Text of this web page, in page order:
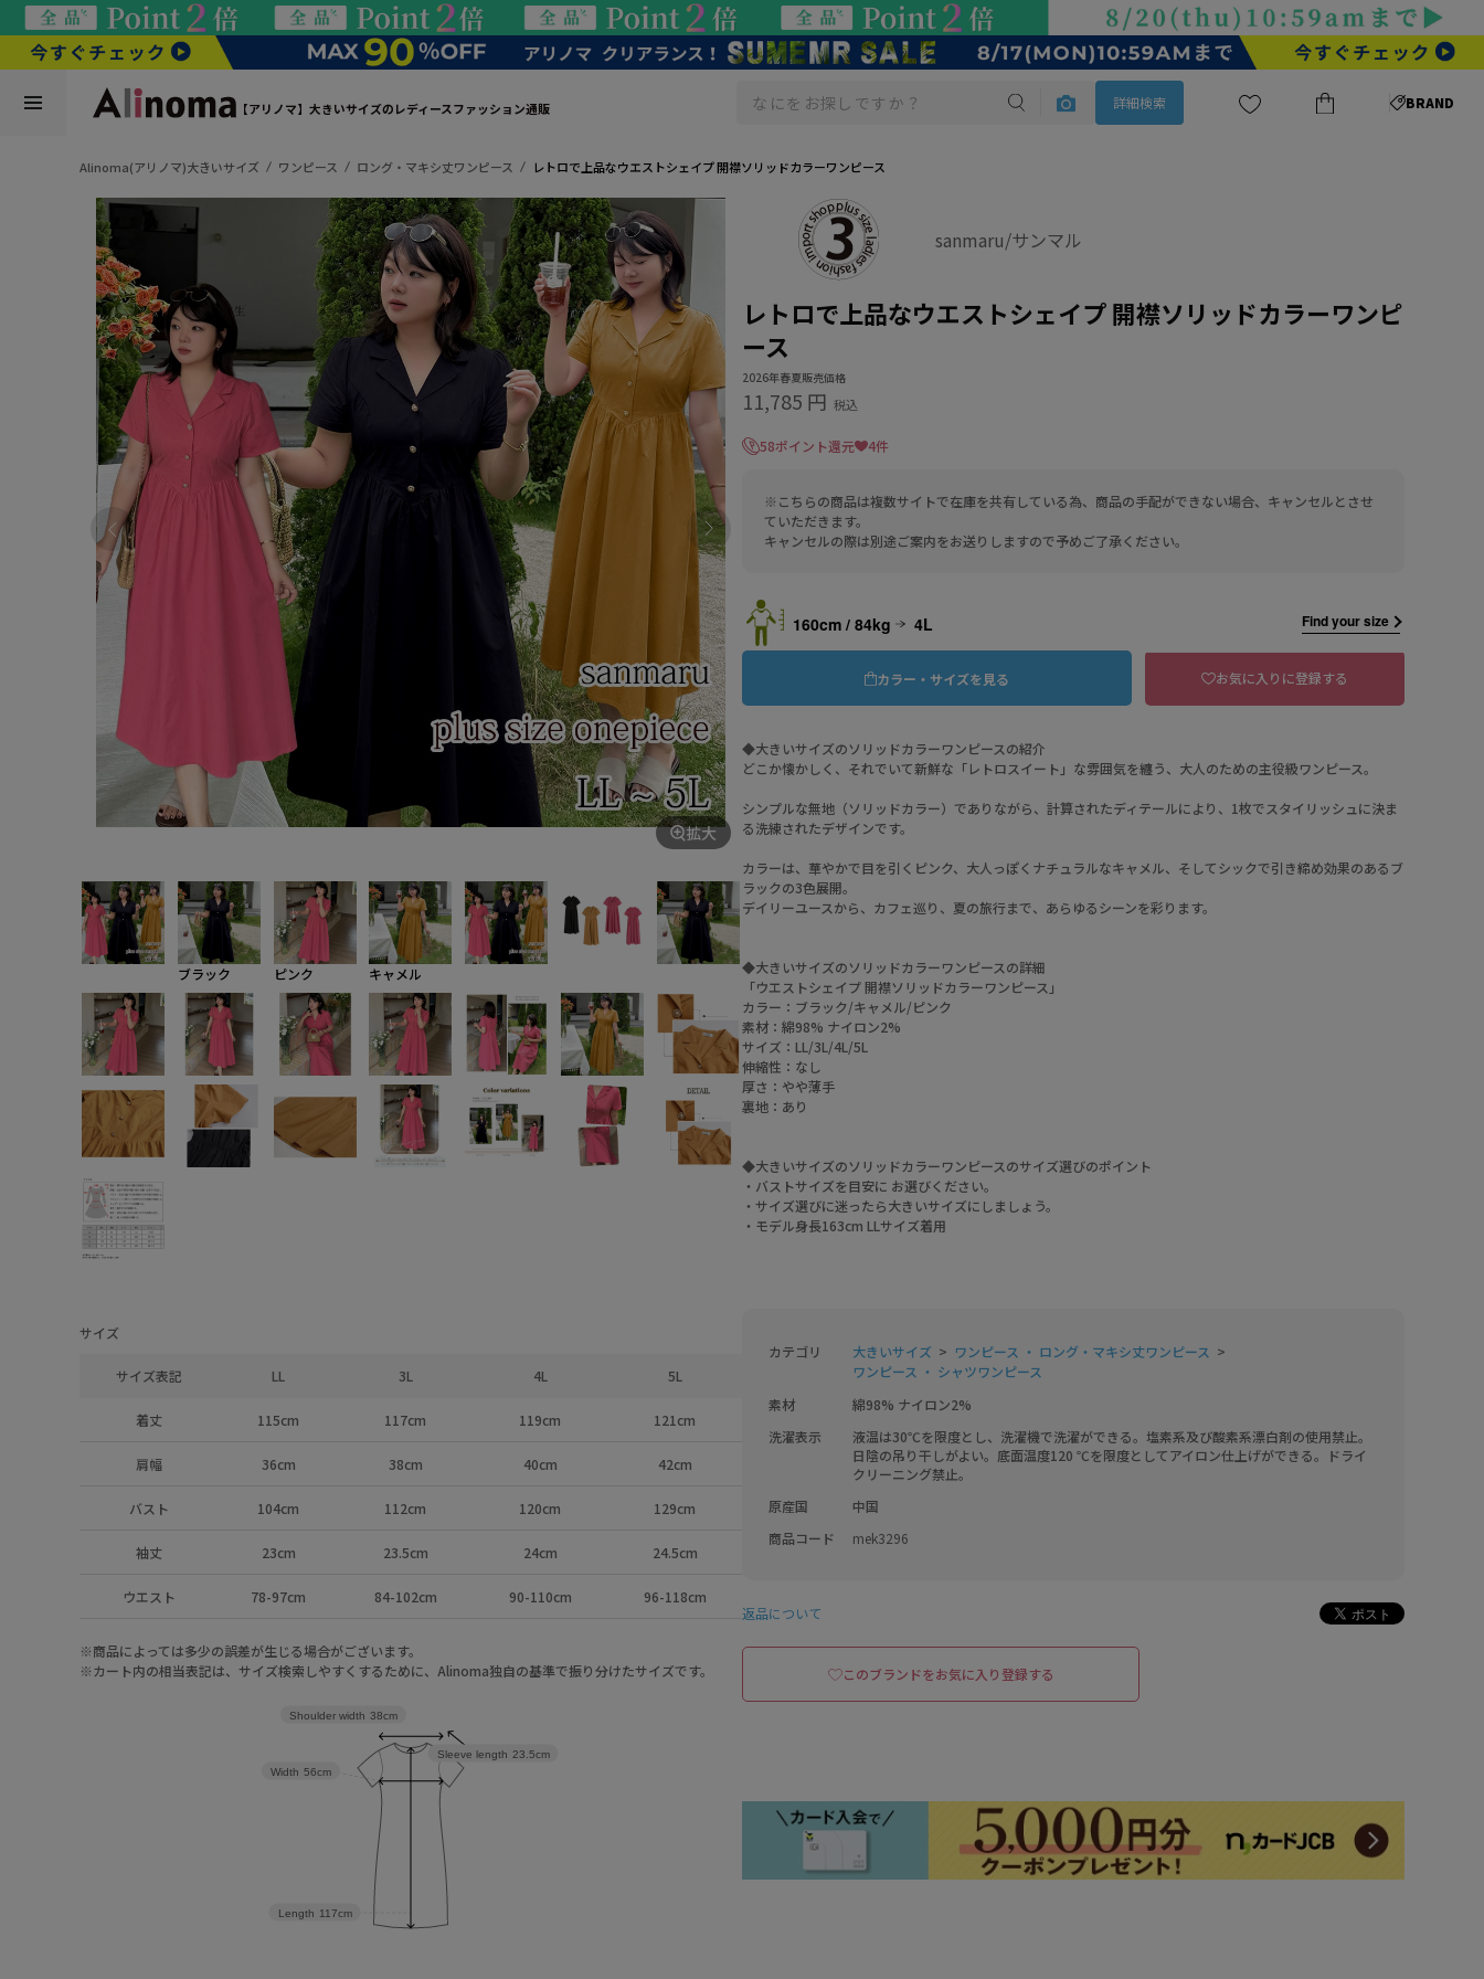
【アリノマ】大きいサイズのレディースファッション通販 詳細検索 BRAND
Alinoma(アリノマ)大きいサイズ ワンピース ロング・マキシ丈ワンピース レトロで上品なウエストシェイプ 開襟ソリッドカラーワンピース
拡大
ブラック ピンク キャメル
サイズ
サイズ表記 LL 3L 4L 5L
着丈 115cm 117cm 119cm 121cm
肩幅 36cm 38cm 40cm 42cm
バスト 104cm 112cm 120cm 129cm
袖丈 23cm 23.5cm 24cm 24.5cm
ウエスト 78-97cm 84-102cm 90-110cm 96-118cm
※商品によっては多少の誤差が生じる場合がございます。
※カート内の相当表記は、サイズ検索しやすくするために、Alinoma独自の基準で振り分けたサイズです。
Sleeve length 23.5cm
Length 117cm
Width 56cm
Shoulder width 38cm
sanmaru/サンマル
レトロで上品なウエストシェイプ 開襟ソリッドカラーワンピ
ース
2026年春夏販売価格
11,785 円 税込
58ポイント還元 4件
※こちらの商品は複数サイトで在庫を共有している為、商品の手配ができない場合、キャンセルとさせ
ていただきます。
キャンセルの際は別途ご案内をお送りしますので予めご了承ください。
160cm / 84kg 4L Find your size
カラー・サイズを見る お気に入りに登録する
◆大きいサイズのソリッドカラーワンピースの紹介
どこか懐かしく、それでいて新鮮な「レトロスイート」な雰囲気を纏う、大人のための主役級ワンピース。
シンプルな無地（ソリッドカラー）でありながら、計算されたディテールにより、1枚でスタイリッシュに決ま
る洗練されたデザインです。
カラーは、華やかで目を引くピンク、大人っぽくナチュラルなキャメル、そしてシックで引き締め効果のあるブ
ラックの3色展開。
デイリーユースから、カフェ巡り、夏の旅行まで、あらゆるシーンを彩ります。
◆大きいサイズのソリッドカラーワンピースの詳細
「ウエストシェイプ 開襟ソリッドカラーワンピース」
カラー：ブラック/キャメル/ピンク
素材：綿98% ナイロン2%
サイズ：LL/3L/4L/5L
伸縮性：なし
厚さ：やや薄手
裏地：あり
◆大きいサイズのソリッドカラーワンピースのサイズ選びのポイント
・バストサイズを目安に お選びください。
・サイズ選びに迷ったら大きいサイズにしましょう。
・モデル身長163cm LLサイズ着用
カテゴリ 大きいサイズ
ワンピース ・ ロング・マキシ丈ワンピース
ワンピース ・ シャツワンピース
素材
綿98% ナイロン2%
洗濯表示
液温は30℃を限度とし、洗濯機で洗濯ができる。塩素系及び酸素系漂白剤の使用禁止。
日陰の吊り干しがよい。底面温度120 ℃を限度としてアイロン仕上げができる。ドライ
クリーニング禁止。
原産国
中国
商品コード
mek3296
返品について
このブランドをお気に入り登録する